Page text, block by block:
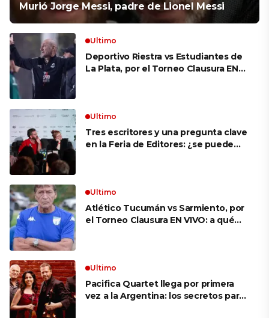
Murió Jorge Messi, padre de Lionel Messi
Ultimo
Deportivo Riestra vs Estudiantes de
La Plata, por el Torneo Clausura EN
Ultimo
Tres escritores y una pregunta clave
en la Feria de Editores: ¿se puede
Ultimo
Atlético Tucumán vs Sarmiento, por
el Torneo Clausura EN VIVO: a qué
Ultimo
Pacifica Quartet llega por primera
vez a la Argentina: los secretos para